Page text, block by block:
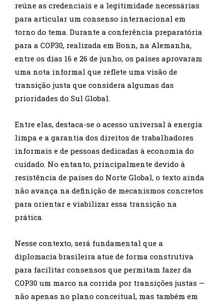
reúne as credenciais e a legitimidade necessárias
para articular um consenso internacional em
torno do tema. Durante a conferência preparatória
para a COP30, realizada em Bonn, na Alemanha,
entre os dias 16 e 26 de junho, os países aprovaram
uma nota informal que reflete uma visão de
transição justa que considera algumas das
prioridades do Sul Global.
Entre elas, destaca-se o acesso universal à energia
limpa e a garantia dos direitos de trabalhadores
informais e de pessoas dedicadas à economia do
cuidado. No entanto, principalmente devido à
resistência de países do Norte Global, o texto ainda
não avança na definição de mecanismos concretos
para orientar e viabilizar essa transição na
prática.
Nesse contexto, será fundamental que a
diplomacia brasileira atue de forma construtiva
para facilitar consensos que permitam fazer da
COP30 um marco na corrida por transições justas —
não apenas no plano conceitual, mas também em